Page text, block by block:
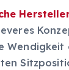
Wendigkeit